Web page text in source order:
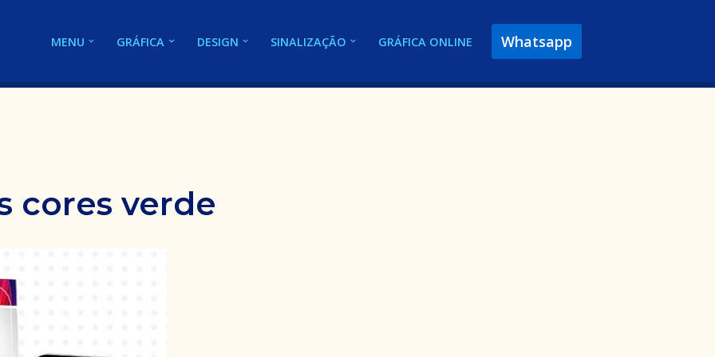
MENU GRÁFICA DESIGN SINALIZAÇÃO GRÁFICA ONLINE Whatsapp
cores verde